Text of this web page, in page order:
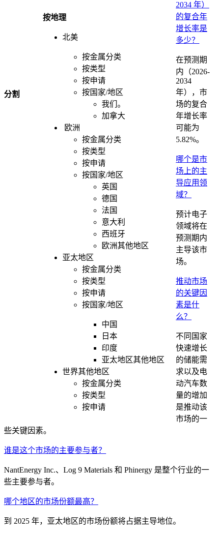
分割
按地理
北美
按金属分类
按类型
按申请
按国家/地区
我们。
加拿大
欧洲
按金属分类
按类型
按申请
按国家/地区
英国
德国
法国
意大利
西班牙
欧洲其他地区
亚太地区
按金属分类
按类型
按申请
按国家/地区
中国
日本
印度
亚太地区其他地区
世界其他地区
按金属分类
按类型
按申请
2034 年）
的复合年
增长率是
多少？
在预测期
内（2026-
2034
年），市
场的复合
年增长率
可能为
5.82%。
哪个是市
场上的主
导应用领
域？
预计电子
领域将在
预测期内
主导该市
场。
推动市场
的关键因
素是什
么？
不同国家
快速增长
的储能需
求以及电
动汽车数
量的增加
是推动该
市场的一
些关键因素。
谁是这个市场的主要参与者？
NantEnergy Inc.、Log 9 Materials 和 Phinergy 是整个行业的一
些主要参与者。
哪个地区的市场份额最高？
到 2025 年，亚太地区的市场份额将占据主导地位。